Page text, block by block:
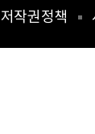
저작권정책